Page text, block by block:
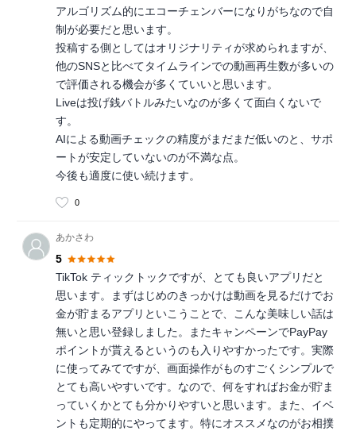
アルゴリズム的にエコーチェンバーになりがちなので自
制が必要だと思います。
投稿する側としてはオリジナリティが求められますが、
他のSNSと比べてタイムラインでの動画再生数が多いの
で評価される機会が多くていいと思います。
Liveは投げ銭バトルみたいなのが多くて面白くないで
す。
AIによる動画チェックの精度がまだまだ低いのと、サポ
ートが安定していないのが不満な点。
今後も適度に使い続けます。
0
あかさわ
5
TikTok ティックトックですが、とても良いアプリだと
思います。まずはじめのきっかけは動画を見るだけでお
金が貯まるアプリといこうことで、こんな美味しい話は
無いと思い登録しました。またキャンペーンでPayPay
ポイントが貰えるというのも入りやすかったです。実際
に使ってみてですが、画面操作がものすごくシンプルで
とても高いやすいです。なので、何をすればお金が貯ま
っていくかとても分かりやすいと思います。また、イベ
ントも定期的にやってます。特にオススメなのがお相撲